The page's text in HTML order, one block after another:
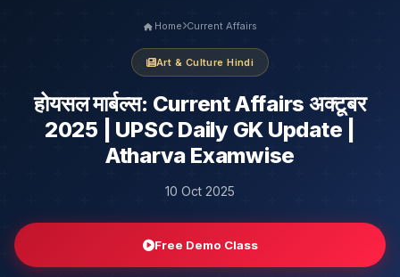
Home Current Affairs
Art & Culture Hindi
होयसल मार्बल्स: Current Affairs अक्टूबर
2025 | UPSC Daily GK Update |
Atharva Examwise
10 Oct 2025
Free Demo Class